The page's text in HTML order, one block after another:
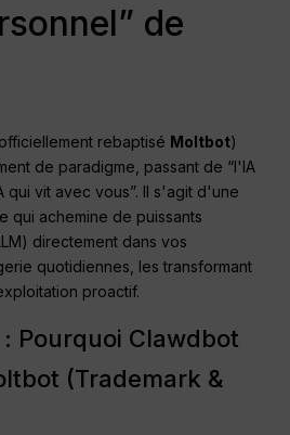
de
rebaptisé Moltbot)
de paradigme, passant de “l'IA
qui vit avec vous”. Il s'agit d'une
qui achemine de puissants
directement dans vos
quotidiennes, les transformant
proactif.
Pourquoi Clawdbot
(Trademark &